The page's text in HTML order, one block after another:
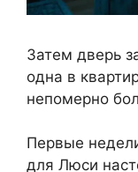
Затем дверь
одна в
непомерно
Первые
для Люси